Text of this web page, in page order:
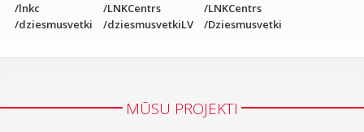
/lnkc
/dziesmusvetki
/LNKCentrs
/dziesmusvetkiLV
/LNKCentrs
/Dziesmusvetki
MŪSU PROJEKTI